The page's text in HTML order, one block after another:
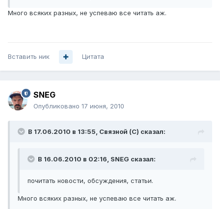
Много всяких разных, не успеваю все читать аж.
Вставить ник Цитата
SNEG
Опубликовано 17 июня, 2010
В 17.06.2010 в 13:55, Связной (С) сказал:
В 16.06.2010 в 02:16, SNEG сказал:
почитать новости, обсуждения, статьи.
Много всяких разных, не успеваю все читать аж.